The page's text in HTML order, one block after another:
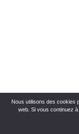
Nous utilisons des cookies
web. Si vous continuez